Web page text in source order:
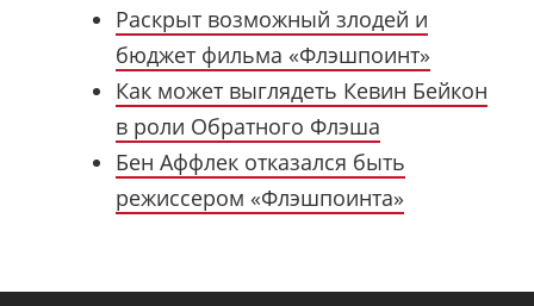
Раскрыт возможный злодей и
бюджет фильма «Флэшпоинт»
Как может выглядеть Кевин Бейкон
в роли Обратного Флэша
Бен Аффлек отказался быть
режиссером «Флэшпоинта»